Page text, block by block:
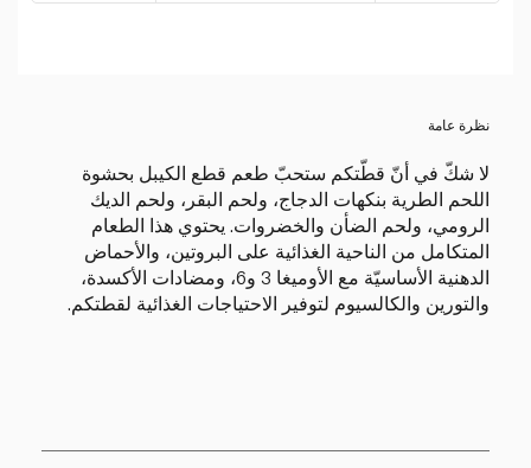
نظرة عامة
لا شكّ في أنّ قطّتكم ستحبّ طعم قطع الكيبل بحشوة
اللحم الطرية بنكهات الدجاج، ولحم البقر، ولحم الديك
الرومي، ولحم الضأن والخضروات. يحتوي هذا الطعام
المتكامل من الناحية الغذائية على البروتين، والأحماض
الدهنية الأساسيّة مع الأوميغا 3 و6، ومضادات الأكسدة،
والتورين والكالسيوم لتوفير الاحتياجات الغذائية لقطتكم.